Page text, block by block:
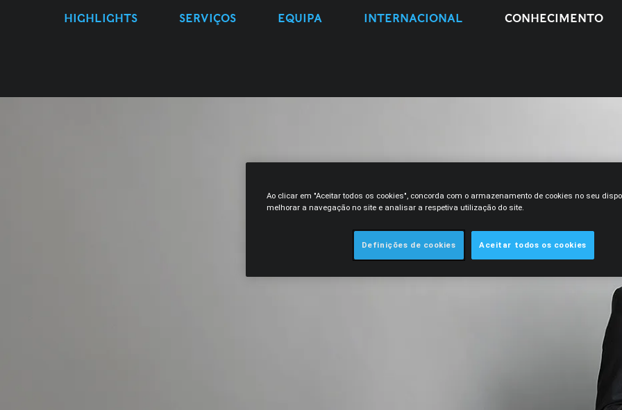
HIGHLIGHTS SERVIÇOS EQUIPA INTERNACIONAL CONHECIMENTO
Ao clicar em "Aceitar todos os cookies", concorda com o armazenamento de cookies no seu
melhorar a navegação no site e analisar a respetiva utilização do site.
Definições de cookies Aceitar todos os cookies